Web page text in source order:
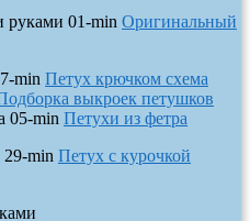
Оригинальный
Петух крючком схема
выкроек петушков
Петухи из фетра
Петух с курочкой